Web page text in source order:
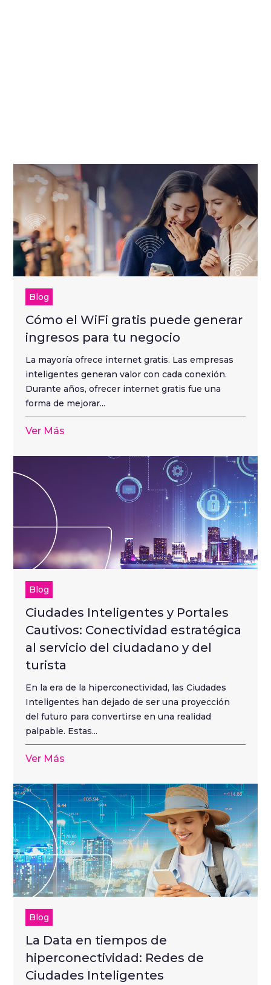
Blog
Cómo el WiFi gratis puede generar
ingresos para tu negocio
La mayoría ofrece internet gratis. Las empresas
inteligentes generan valor con cada conexión.
Durante años, ofrecer internet gratis fue una
forma de mejorar...
Ver Más
Blog
Ciudades Inteligentes y Portales
Cautivos: Conectividad estratégica
al servicio del ciudadano y del
turista
En la era de la hiperconectividad, las Ciudades
Inteligentes han dejado de ser una proyección
del futuro para convertirse en una realidad
palpable. Estas...
Ver Más
Blog
La Data en tiempos de
hiperconectividad: Redes de
Ciudades Inteligentes